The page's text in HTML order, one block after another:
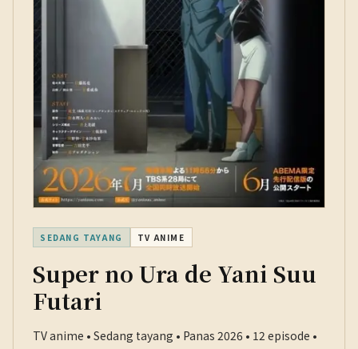
SEDANG TAYANG TV ANIME
Super no Ura de Yani Suu
Futari
TV anime • Sedang tayang • Panas 2026 • 12 episode •